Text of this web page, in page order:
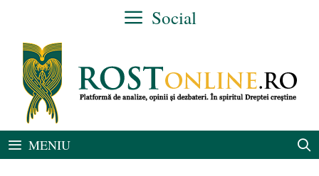
conținut
Social
MENIU